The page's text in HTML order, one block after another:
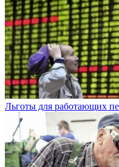
Льготы для работающих